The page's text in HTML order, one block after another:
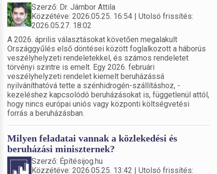
Szerző: Dr. Jámbor Attila
Közzétéve: 2026.05.25. 16:54 | Utolsó frissítés:
2026.05.27. 18:02
A 2026. április választásokat követően megalakult
Országgyűlés első döntései között foglalkozott a háborús
veszélyhelyzeti rendeletekkel, és számos rendeletet
törvényi szintre is emelt. Egy 2026. februári
veszélyhelyzeti rendelet kiemelt beruházássá
nyilváníthatóvá tette a szénhidrogén-szállításhoz, -
kezeléshez kapcsolódó beruházásokat is, függetlenül attól,
hogy nincs európai uniós vagy központi költségvetési
forrás a beruházásban.
Milyen feladatai vannak a közlekedési és
beruházási miniszternek?
Szerző: Építésijog.hu
Közzétéve: 2026.05.25. 13:42 | Utolsó frissítés: